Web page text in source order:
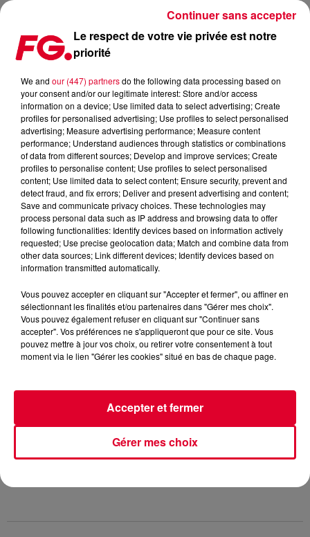
FG MIX : MARK KNIGHT
Le respect de votre vie privée est notre
priorité
We and our (447) partnersdo the following data processing based on
your consent and/or our legitimate interest: Store and/or access
information on a device; Use limited data to select advertising; Create
profiles for personalised advertising; Use profiles to select personalised
advertising; Measure advertising performance; Measure content
performance; Understand audiences through statistics or combinations
of data from different sources; Develop and improve services; Create
profiles to personalise content; Use profiles to select personalised
content; Use limited data to select content; Ensure security, prevent and
detect fraud, and fix errors; Deliver and present advertising and content;
Save and communicate privacy choices. These technologies may
process personal data such as IP address and browsing data to offer
following functionalities: Identify devices based on information actively
requested; Use precise geolocation data; Match and combine data from
other data sources; Link different devices; Identify devices based on
information transmitted automatically.
Vous pouvez accepter en cliquant sur "Accepter et fermer", ou affiner en
sélectionnant les finalités et/ou partenaires dans "Gérer mes choix".
Vous pouvez également refuser en cliquant sur "Continuer sans
accepter". Vos préférences ne s'appliqueront que pour ce site. Vous
pouvez mettre à jour vos choix, ou retirer votre consentement à tout
moment via le lien "Gérer les cookies" situé en bas de chaque page.
Gérer mes choix
Accepter et fermer
Continuer sans accepter